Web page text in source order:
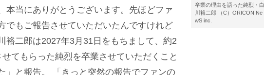
卒業の理由を語った純烈・白
川裕二郎 （C）ORICON Ne
wS inc.
本当にありがとうございます。先ほどファ
でもご報告させていただいたんですけれど
裕二郎は2027年3月31日をもちまして、約2
てもらった純烈を卒業させていただくこと
」と報告。
「きっと突然の報告でファンの